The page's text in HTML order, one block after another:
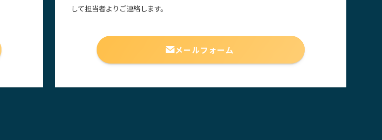
して担当者よりご連絡します。
メールフォーム